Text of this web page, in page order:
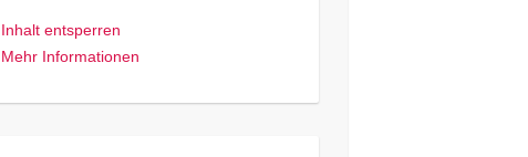
Inhalt entsperren
Mehr Informationen